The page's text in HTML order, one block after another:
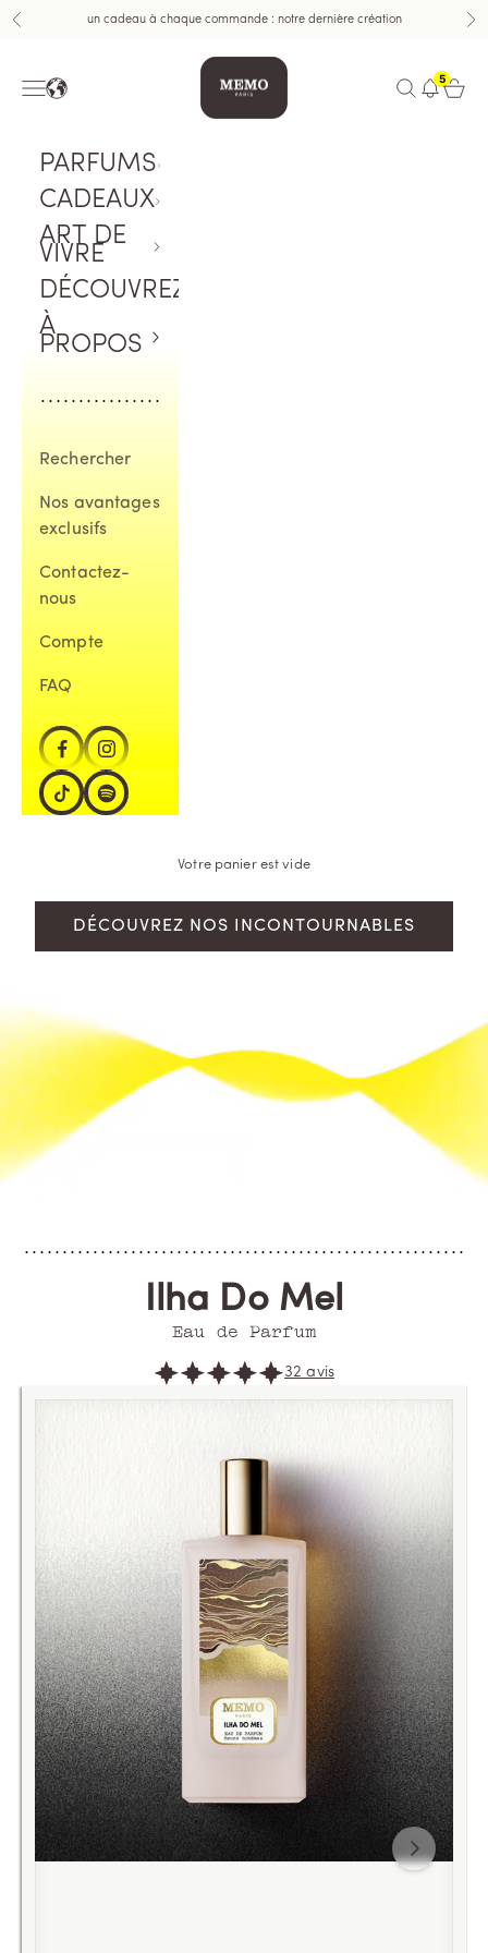
Aller au contenu
Précédent un cadeau à chaque commande : notre dernière création
Memo Paris
Menu
Ouvrir la
5
Ouvrir
PARFUMS
CADEAUX
ART DE
VIVRE
DÉCOUVREZ
À
PROPOS
Rechercher
Nos avantages
exclusifs
Contactez-
nous
Compte
FAQ
Votre panier est vide
DÉCOUVREZ NOS INCONTOURNABLES
Eau de Parfum
Ilha Do Mel
32 avis